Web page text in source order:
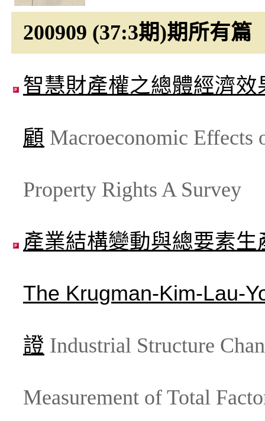
200909 (37:3期)期所有篇
智慧財產權之總體經濟效
顧 Macroeconomic Effects
Property Rights A Survey
產業結構變動與總要素
The Krugman-Kim-Lau-
證 Industrial Structure
Measurement of Total